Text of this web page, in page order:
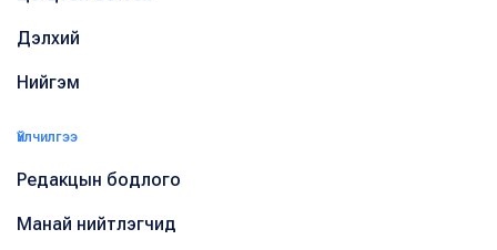
Дэлхий
Нийгэм
Үйлчилгээ
Редакцын бодлого
Манай нийтлэгчид